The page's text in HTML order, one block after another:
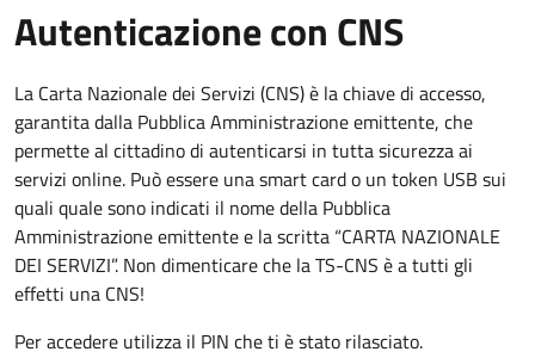
Autenticazione con CNS
La Carta Nazionale dei Servizi (CNS) è la chiave di accesso,
garantita dalla Pubblica Amministrazione emittente, che
permette al cittadino di autenticarsi in tutta sicurezza ai
servizi online. Può essere una smart card o un token USB sui
quali quale sono indicati il nome della Pubblica
Amministrazione emittente e la scritta “CARTA NAZIONALE
DEI SERVIZI”. Non dimenticare che la TS-CNS è a tutti gli
effetti una CNS!
Per accedere utilizza il PIN che ti è stato rilasciato.